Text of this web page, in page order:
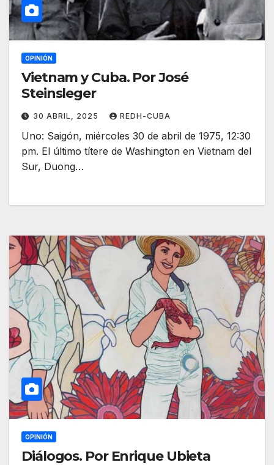
OPINIÓN
Vietnam y Cuba. Por José
Steinsleger
30 ABRIL, 2025 REDH-CUBA
Uno: Saigón, miércoles 30 de abril de 1975, 12:30
pm. El último títere de Washington en Vietnam del
Sur, Duong…
OPINIÓN
Diálogos. Por Enrique Ubieta